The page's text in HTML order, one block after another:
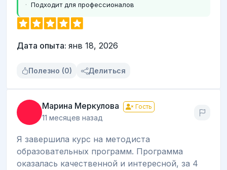
Подходит для профессионалов
Дата опыта: янв 18, 2026
Полезно (0) Делиться
Марина Меркулова Гость
11 месяцев назад
Я завершила курс на методиста
образовательных программ. Программа
оказалась качественной и интересной, за 4